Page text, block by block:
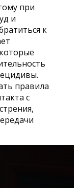
при
и
к
правила
с